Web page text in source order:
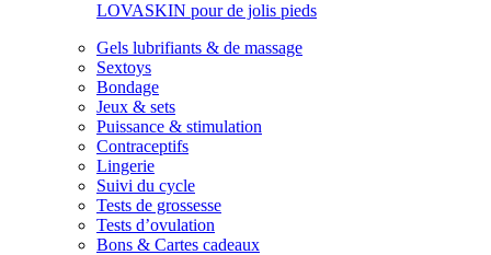
LOVASKIN pour de jolis pieds
Gels lubrifiants & de massage
Sextoys
Bondage
Jeux & sets
Puissance & stimulation
Contraceptifs
Lingerie
Suivi du cycle
Tests de grossesse
Tests d’ovulation
Bons & Cartes cadeaux